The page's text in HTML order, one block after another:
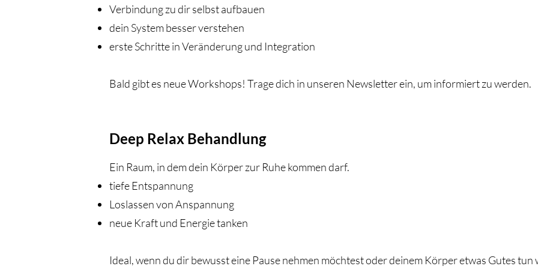
Verbindung zu dir selbst aufbauen
dein System besser verstehen
erste Schritte in Veränderung und Integration
Bald gibt es neue Workshops! Trage dich in unseren Newsletter ein, um informiert zu werden.
Deep Relax Behandlung
Ein Raum, in dem dein Körper zur Ruhe kommen darf.
tiefe Entspannung
Loslassen von Anspannung
neue Kraft und Energie tanken
Ideal, wenn du dir bewusst eine Pause nehmen möchtest oder deinem Körper etwas Gutes tun